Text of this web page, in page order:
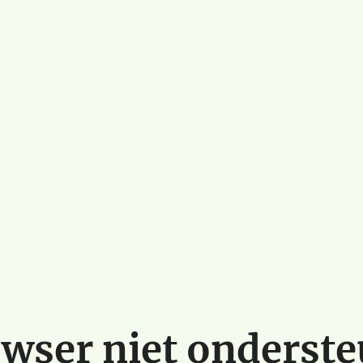
niet